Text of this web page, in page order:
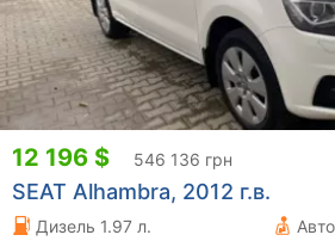
12 196 $ 546 136 грн
SEAT Alhambra, 2012 г.в.
Дизель 1.97 л.